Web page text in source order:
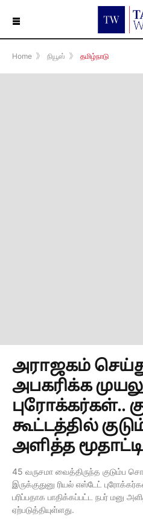
☰
Home 》 நியூஸ் 》 தமிழ்நாடு
அராஜகம்
அபகரிக்க
புரோக்கர்கள்..
கூட்டத்தில்
அளித்த
45 வருசமா வைத்திருந்த குடும்ப
இருக்குதுனு ரியல் எஸ்டேட்
பரிப்பதாக பாதிக்கப்பட்ட நபர் மனு
ஏற்படுத்தியுள்ளது.